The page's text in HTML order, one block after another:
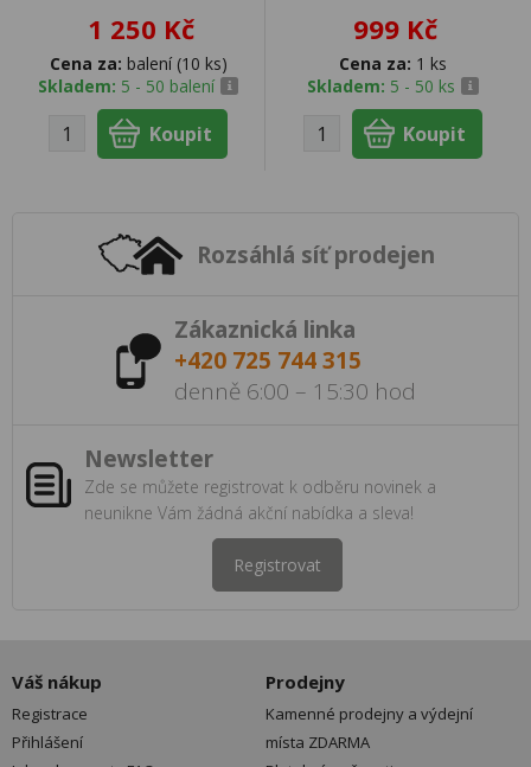
1 250 Kč
Cena za: balení (10 ks)
Skladem: 5 - 50 balení
999 Kč
Cena za: 1 ks
Skladem: 5 - 50 ks
Rozsáhlá síť prodejen
Zákaznická linka
+420 725 744 315
denně 6:00 – 15:30 hod
Newsletter
Zde se můžete registrovat k odběru novinek a
neunikne Vám žádná akční nabídka a sleva!
Registrovat
Váš nákup
Registrace
Přihlášení
Prodejny
Kamenné prodejny a výdejní
místa ZDARMA